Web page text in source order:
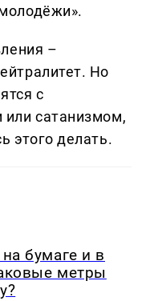
–
Но
с
или сатанизмом,
этого делать.
бумаге и в
метры